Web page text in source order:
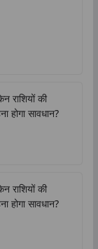
राशियों की
होगा सावधान?
राशियों की
होगा सावधान?